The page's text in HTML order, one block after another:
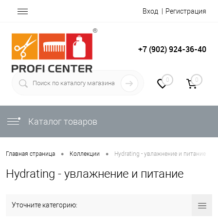
Вход Регистрация
+7 (902) 924-36-40
0 0
Каталог товаров
Главная страница • Коллекции • Hydrating - увлажнение и питание
Hydrating - увлажнение и питание
Уточните категорию: